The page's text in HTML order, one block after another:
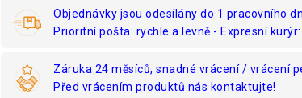
Objednávky jsou odesílány do 1 pracovního
Prioritní pošta: rychle a levně - Expresní kurýr:
Záruka 24 měsíců, snadné vrácení / vrácení
Před vrácením produktů nás kontaktujte!